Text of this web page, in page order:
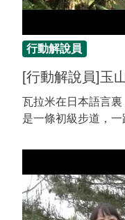
行動解說員
瓦拉米在日本語言
是一條初級步道，
天堂」之稱。